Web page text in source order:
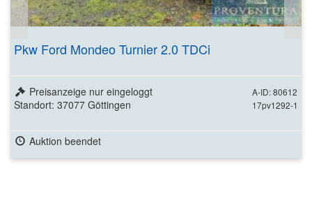
Pkw Ford Mondeo Turnier 2.0 TDCi
A-ID: 80612
17pv1292-1
Preisanzeige nur eingeloggt
Standort: 37077 Göttingen
Auktion beendet